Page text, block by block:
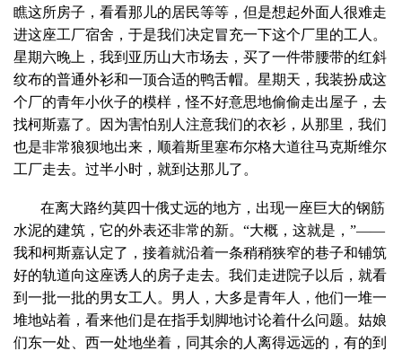
瞧这所房子，看看那儿的居民等等，但是想起外面人很难走
进这座工厂宿舍，于是我们决定冒充一下这个厂里的工人。
星期六晚上，我到亚历山大市场去，买了一件带腰带的红斜
纹布的普通外衫和一顶合适的鸭舌帽。星期天，我装扮成这
个厂的青年小伙子的模样，怪不好意思地偷偷走出屋子，去
找柯斯嘉了。因为害怕别人注意我们的衣衫，从那里，我们
也是非常狼狈地出来，顺着斯里塞布尔格大道往马克斯维尔
工厂走去。过半小时，就到达那儿了。
在离大路约莫四十俄丈远的地方，出现一座巨大的钢筋
水泥的建筑，它的外表还非常的新。“大概，这就是，”——
我和柯斯嘉认定了，接着就沿着一条稍稍狭窄的巷子和铺筑
好的轨道向这座诱人的房子走去。我们走进院子以后，就看
到一批一批的男女工人。男人，大多是青年人，他们一堆一
堆地站着，看来他们是在指手划脚地讨论着什么问题。姑娘
们东一处、西一处地坐着，同其余的人离得远远的，有的到